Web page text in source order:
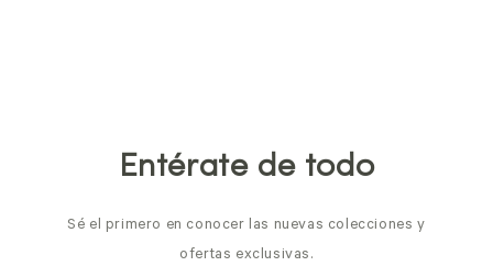
Entérate de todo
Sé el primero en conocer las nuevas colecciones y
ofertas exclusivas.